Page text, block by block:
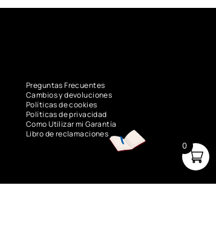
0
Preguntas Frecuentes
Cambios y devoluciones
Políticas de cookies
Políticas de privacidad
Como Utilizar mi Garantía
Libro de reclamaciones